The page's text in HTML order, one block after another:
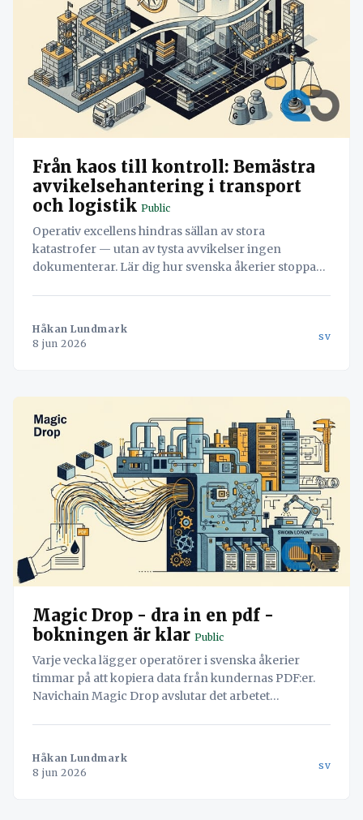
Från kaos till kontroll: Bemästra
avvikelsehantering i transport
och logistik Public
Operativ excellens hindras sällan av stora
katastrofer — utan av tysta avvikelser ingen
dokumenterar. Lär dig hur svenska åkerier stoppar
direkt i arbetsflödet.
Håkan Lundmark
8 jun 2026
sv
Magic Drop - dra in en pdf -
bokningen är klar Public
Varje vecka lägger operatörer i svenska åkerier
timmar på att kopiera data från kundernas PDF:er.
Navichain Magic Drop avslutar det arbetet
Håkan Lundmark
8 jun 2026
sv